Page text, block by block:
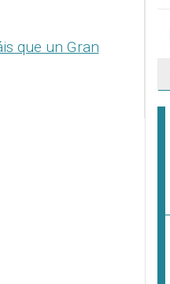
que un Gran